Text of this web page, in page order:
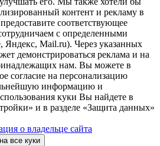
контент и рекламу в
соответствующее
с определенными
Яндекс, Mail.ru). Через указанных
демонстрироваться реклама и на
нам. Вы можете в
согласие на персонализацию
информацию и
куки Вы найдете в
и в разделе «Защита данных»
о владельце сайта
все куки